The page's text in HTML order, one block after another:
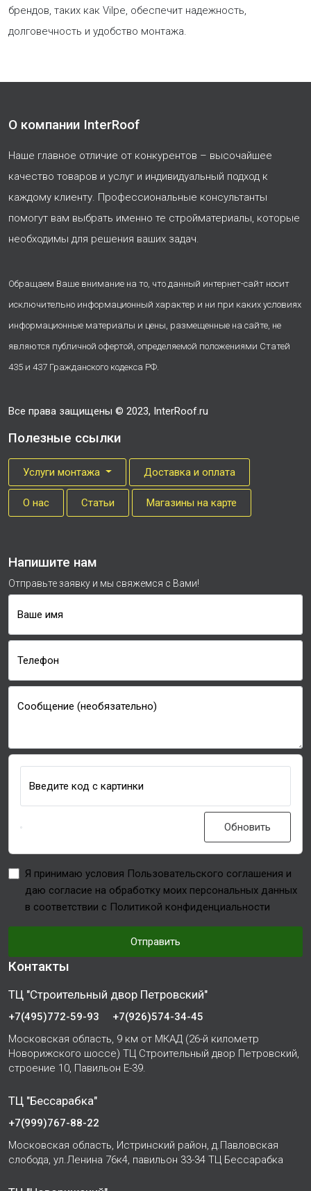
брендов, таких как Vilpe, обеспечит надежность,
долговечность и удобство монтажа.
О компании InterRoof
Наше главное отличие от конкурентов – высочайшее
качество товаров и услуг и индивидуальный подход к
каждому клиенту. Профессиональные консультанты
помогут вам выбрать именно те стройматериалы, которые
необходимы для решения ваших задач.
Обращаем Ваше внимание на то, что данный интернет-сайт носит
исключительно информационный характер и ни при каких условиях
информационные материалы и цены, размещенные на сайте, не
являются публичной офертой, определяемой положениями Статей
435 и 437 Гражданского кодекса РФ.
Все права защищены © 2023, InterRoof.ru
Полезные ссылки
Услуги монтажа Доставка и оплата
О нас Cтатьи Магазины на карте
Напишите нам
Отправьте заявку и мы свяжемся с Вами!
Ваше имя
Телефон
Сообщение (необязательно)
Введите код с картинки
Обновить
Я принимаю условия Пользовательского соглашения и
даю согласие на обработку моих персональных данных
в соответствии с Политикой конфиденциальности
Отправить
Контакты
ТЦ "Строительный двор Петровский"
+7(495)772-59-93
+7(926)574-34-45
Московская область, 9 км от МКАД (26-й километр
Новорижского шоссе) ТЦ Строительный двор Петровский,
строение 10, Павильон Е-39.
ТЦ "Бессарабка"
+7(999)767-88-22
Московская область, Истринский район, д.Павловская
слобода, ул.Ленина 76к4, павильон 33-34 ТЦ Бессарабка